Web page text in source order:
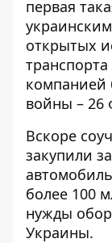
первая
открытых
компанией
войны – 26
Вскоре
закупили
более 100
нужды
Украины.